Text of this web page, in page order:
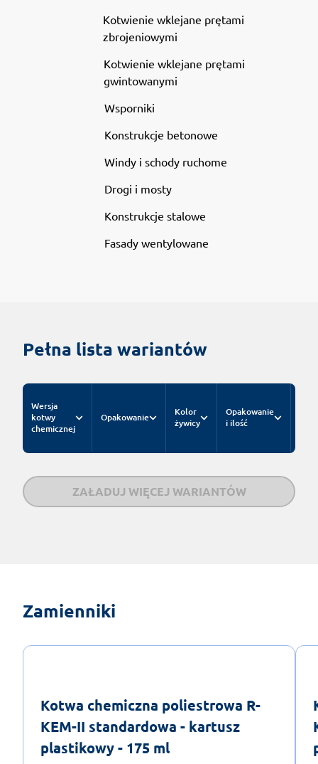
Kotwienie wklejane prętami
zbrojeniowymi
Kotwienie wklejane prętami
gwintowanymi
Wsporniki
Konstrukcje betonowe
Windy i schody ruchome
Drogi i mosty
Konstrukcje stalowe
Fasady wentylowane
Pełna lista wariantów
Wersja
kotwy
chemicznej
Opakowanie
Kolor
żywicy
Opakowanie
i ilość
ZAŁADUJ WIĘCEJ WARIANTÓW
Zamienniki
Kotwa chemiczna poliestrowa R-
KEM-II standardowa - kartusz
plastikowy - 175 ml